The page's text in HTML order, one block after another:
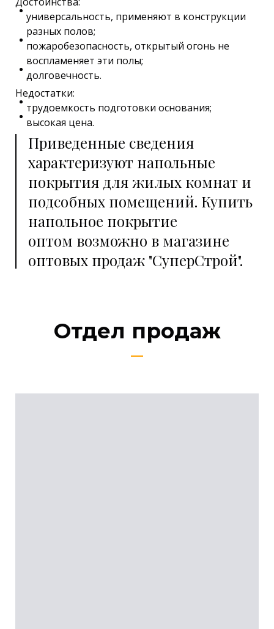
универсальность, применяют в конструкции
разных полов;
пожаробезопасность, открытый огонь не
воспламеняет эти полы;
долговечность.
Недостатки:
трудоемкость подготовки основания;
высокая цена.
Приведенные сведения
характеризуют напольные
покрытия для жилых комнат и
подсобных помещений. Купить
напольное покрытие
оптом возможно в магазине
оптовых продаж "СуперСтрой".
Отдел продаж